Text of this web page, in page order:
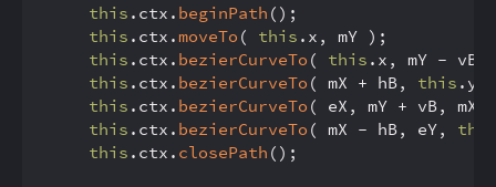
this . ctx . beginPath ();
this . ctx .moveTo ( this . x , mY );
this . ctx . bezierCurveTo ( this . x , mY -
this . ctx . bezierCurveTo ( mX + hB, this . y
this . ctx . bezierCurveTo ( eX, mY + vB, mX
this . ctx . bezierCurveTo ( mX - hB, eY, this
this . ctx . closePath ();